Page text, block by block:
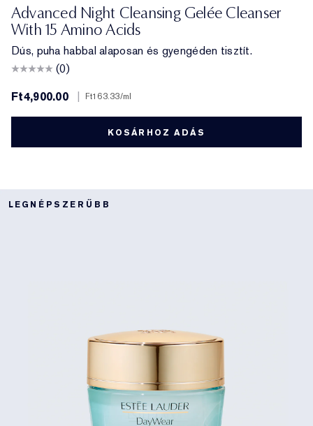
Advanced Night Cleansing Gelée Cleanser
With 15 Amino Acids
Dús, puha habbal alaposan és gyengéden tisztít.
(0)
Ft4,900.00
Ft163.33/ml
KOSÁRHOZ ADÁS
LEGNÉPSZERŰBB